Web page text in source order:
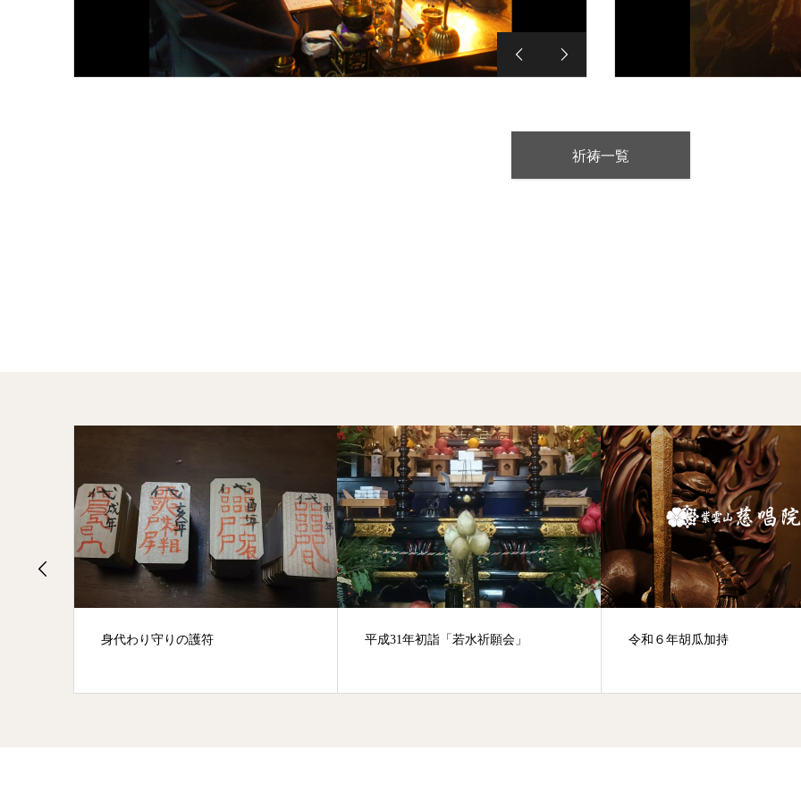
 
祈祷一覧
身代わり守りの護符 平成31年初詣「若水祈願会」 令和６年胡瓜加持